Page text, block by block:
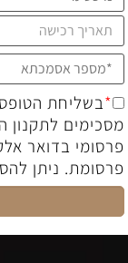
*בשליחת
מסכימים
פרסומי בדואר
פרסומת. ניתן